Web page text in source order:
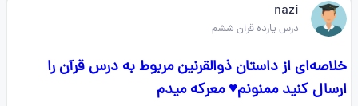
nazi
درس یازده قران ششم
خلاصه‌ای از داستان ذوالقرنین مربوط به درس قرآن را
ارسال کنید ممنونم♥️ معرکه میدم